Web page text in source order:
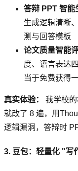
答辩 PPT 智能
生成逻辑清晰
测与回答模板
论文质量智能
度、语言表达
当于免费获得
真实体验：
我学校
就改了 8 遍，用
逻辑漏洞，答辩时
3. 豆包：轻量化 "